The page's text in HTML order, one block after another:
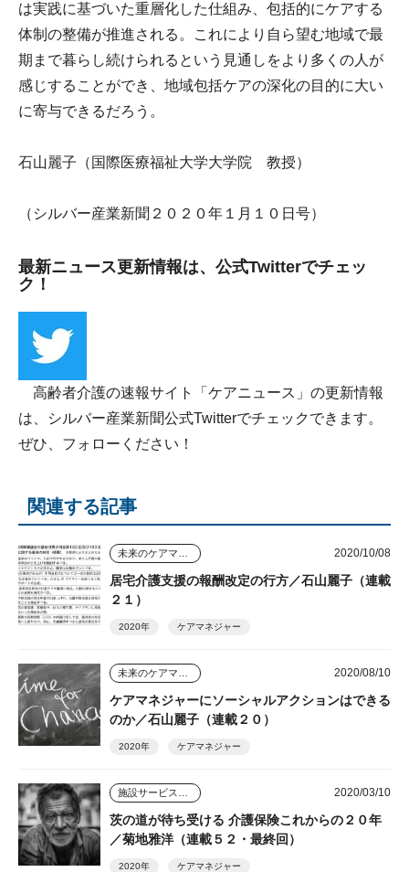
は実践に基づいた重層化した仕組み、包括的にケアする
体制の整備が推進される。これにより自ら望む地域で最
期まで暮らし続けられるという見通しをより多くの人が
感じすることができ、地域包括ケアの深化の目的に大い
に寄与できるだろう。
石山麗子（国際医療福祉大学大学院 教授）
（シルバー産業新聞２０２０年１月１０日号）
最新ニュース更新情報は、公式Twitterでチェッ
ク！
高齢者介護の速報サイト「ケアニュース」の更新情報
は、シルバー産業新聞公式Twitterでチェックできます。
ぜひ、フォローください！
関連する記事
2020/10/08
居宅介護支援の報酬改定の行方／石山麗子（連載
２１）
2020年 ケアマネジャー
2020/08/10
ケアマネジャーにソーシャルアクションはできる
のか／石山麗子（連載２０）
2020年 ケアマネジャー
2020/03/10
茨の道が待ち受ける 介護保険これからの２０年
／菊地雅洋（連載５２・最終回）
2020年 ケアマネジャー